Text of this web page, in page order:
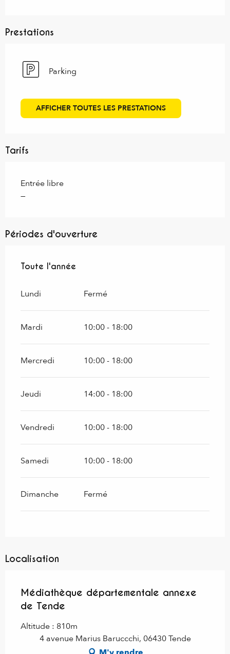
Prestations
Parking
AFFICHER TOUTES LES PRESTATIONS
Tarifs
Entrée libre
—
Périodes d'ouverture
Toute l'année
Toute l'année
Lundi Fermé
Mardi 10:00 - 18:00
Mercredi 10:00 - 18:00
Jeudi 14:00 - 18:00
Vendredi 10:00 - 18:00
Samedi 10:00 - 18:00
Dimanche Fermé
Localisation
Médiathèque départementale annexe
de Tende
Altitude : 810m
4 avenue Marius Baruccchi, 06430 Tende